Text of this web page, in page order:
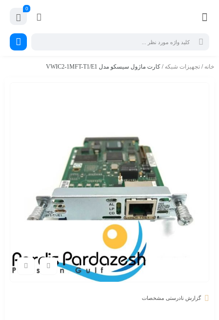
0
خانه / تجهیزات شبکه / کارت ماژول سیسکو مدل VWIC2-1MFT-T1/E1
گزارش نادرستی مشخصات